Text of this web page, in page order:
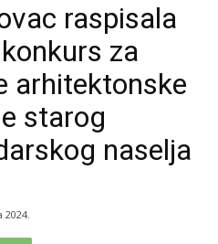
raspisala
za
arhitektonske
starog
naselja
2024.